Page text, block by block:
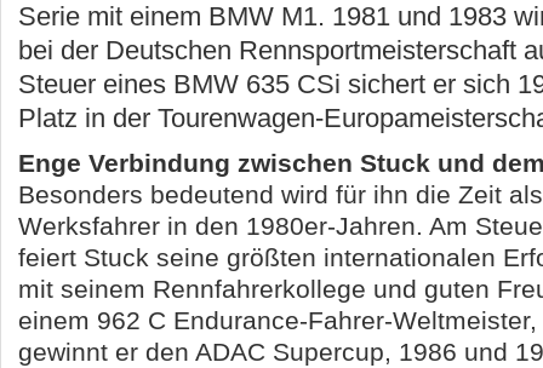
Serie mit einem BMW M1. 1981 und 1983
bei der Deutschen Rennsportmeisterschaft
Steuer eines BMW 635 CSi sichert er sich
Platz in der Tourenwagen-
Enge Verbindung zwischen Stuck und
Besonders bedeutend wird für ihn die Zeit
Werksfahrer in den 1980er-Jahren. Am
feiert Stuck seine größten internationalen
mit seinem Rennfahrerkollege und guten
einem 962 C Endurance-Fahrer-
gewinnt er den ADAC Supercup, 1986 und